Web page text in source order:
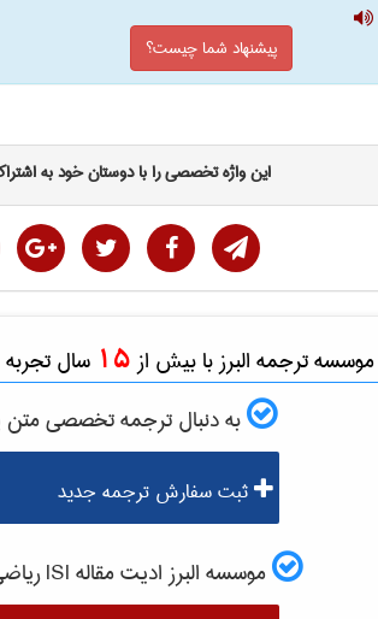
پیشنهاد شما چیست؟
این واژه تخصصی را با دوستان خود به
موسسه ترجمه البرز با بیش از 15 سال تجربه
به دنبال ترجمه تخصصی متن
ثبت سفارش ترجمه جدید
موسسه البرز ادیت مقاله ISI